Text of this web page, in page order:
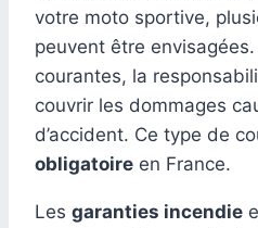
votre moto sportive,
peuvent être
courantes, la
couvrir les dommages
d’accident. Ce type de
obligatoire en France.
Les garanties incendie